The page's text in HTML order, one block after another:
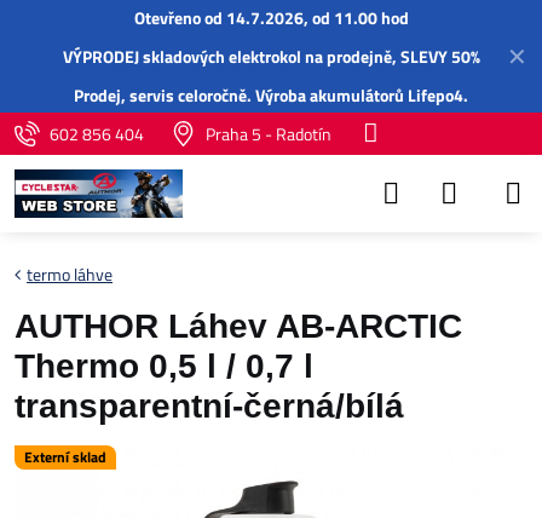
✕
Otevřeno od 14.7.2026, od 11.00 hod
VÝPRODEJ skladových elektrokol na prodejně, SLEVY 50%
Prodej,servisceloročně.Výroba akumulátorů Lifepo4.
602 856 404
Praha 5 - Radotín
Externí sklad
termo láhve
AUTHOR Láhev AB-ARCTIC
Thermo 0,5 l / 0,7 l
transparentní-černá/bílá